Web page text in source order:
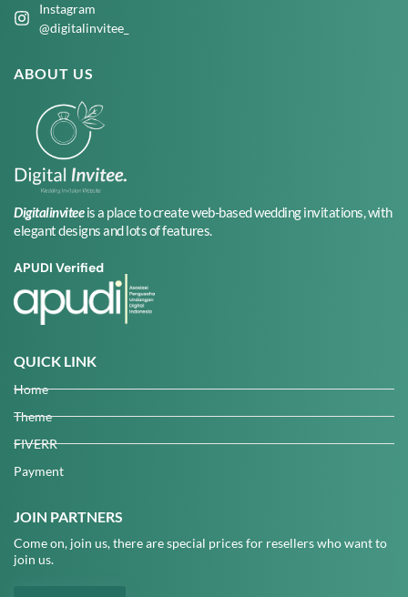
Instagram
@digitalinvitee_
ABOUT US
Digitalinviteeis a place to create web-based wedding invitations, with
elegant designs and lots of features.
APUDI Verified
QUICK LINK
Home
Theme
FIVERR
Payment
JOIN PARTNERS
Come on, join us, there are special prices for resellers who want to
join us.